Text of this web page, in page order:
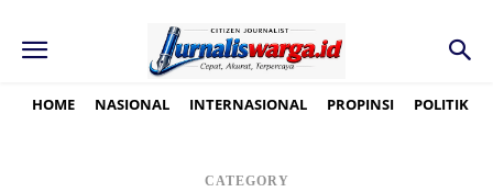
HOME NASIONAL INTERNASIONAL PROPINSI POLITIK
CATEGORY